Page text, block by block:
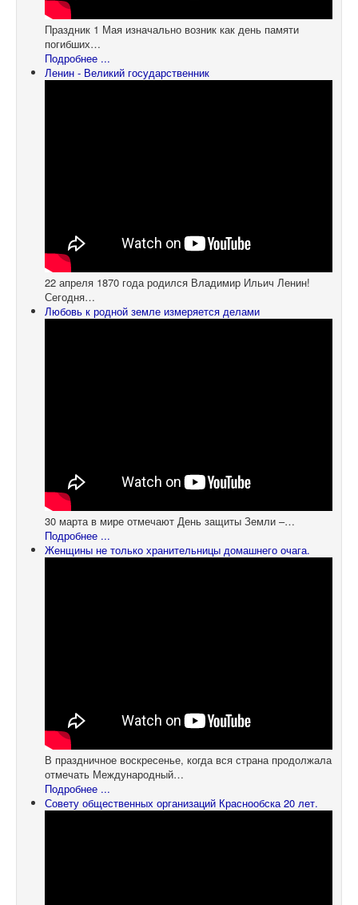
Праздник 1 Мая изначально возник как день памяти
погибших…
Подробнее ...
Ленин - Великий государственник
22 апреля 1870 года родился Владимир Ильич Ленин!
Сегодня…
Любовь к родной земле измеряется делами
30 марта в мире отмечают День защиты Земли –…
Подробнее ...
Женщины не только хранительницы домашнего очага.
В праздничное воскресенье, когда вся страна продолжала
отмечать Международный…
Подробнее ...
Совету общественных организаций Краснообска 20 лет.